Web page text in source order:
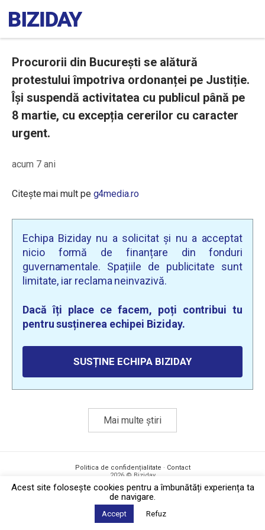
Procurorii din București se alătură
protestului împotriva ordonanței pe Justiție.
Își suspendă activitatea cu publicul până pe
8 martie, cu excepția cererilor cu caracter
urgent.
acum 7 ani
Citește mai mult pe g4media.ro
Echipa Biziday nu a solicitat și nu a acceptat
nicio formă de finanțare din fonduri
guvernamentale. Spațiile de publicitate sunt
limitate, iar reclama neinvazivă.
Dacă îți place ce facem, poți contribui tu
pentru susținerea echipei Biziday.
SUSȚINE ECHIPA BIZIDAY
Mai multe știri
Politica de confidențialitate · Contact
2026 © Biziday
Acest site foloseşte cookies pentru a îmbunătăți experiența ta
de navigare.
Accept Refuz